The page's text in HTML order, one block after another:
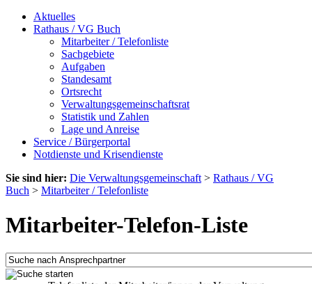
Aktuelles
Rathaus / VG Buch
Mitarbeiter / Telefonliste
Sachgebiete
Aufgaben
Standesamt
Ortsrecht
Verwaltungsgemeinschaftsrat
Statistik und Zahlen
Lage und Anreise
Service / Bürgerportal
Notdienste und Krisendienste
Sie sind hier: Die Verwaltungsgemeinschaft > Rathaus / VG
Buch > Mitarbeiter / Telefonliste
Mitarbeiter-Telefon-Liste